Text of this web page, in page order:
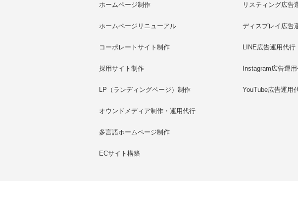
ホームページ制作
ホームページリニューアル
コーポレートサイト制作
採用サイト制作
LP（ランディングページ）制作
オウンドメディア制作・運用代行
多言語ホームページ制作
ECサイト構築
リスティング広告
ディスプレイ広告
LINE広告運用代行
Instagram広告運
YouTube広告運用